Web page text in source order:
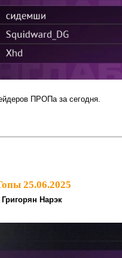
ПРОПа за сегодня.
25.06.2025
Григорян Нарэк